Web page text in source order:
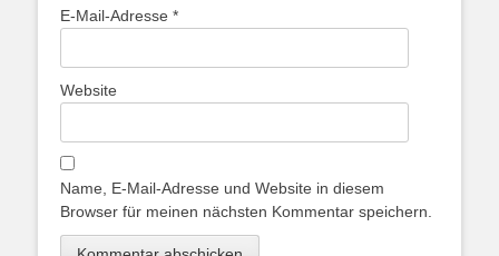
E-Mail-Adresse *
Website
Name, E-Mail-Adresse und Website in diesem
Browser für meinen nächsten Kommentar speichern.